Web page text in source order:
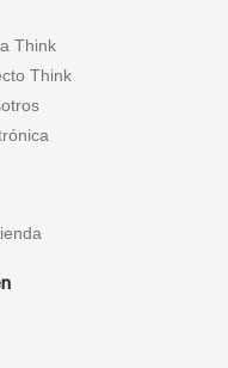
Think
Think